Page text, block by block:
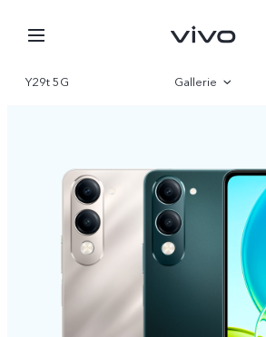
Y29t 5G Gallerie
Paramètre